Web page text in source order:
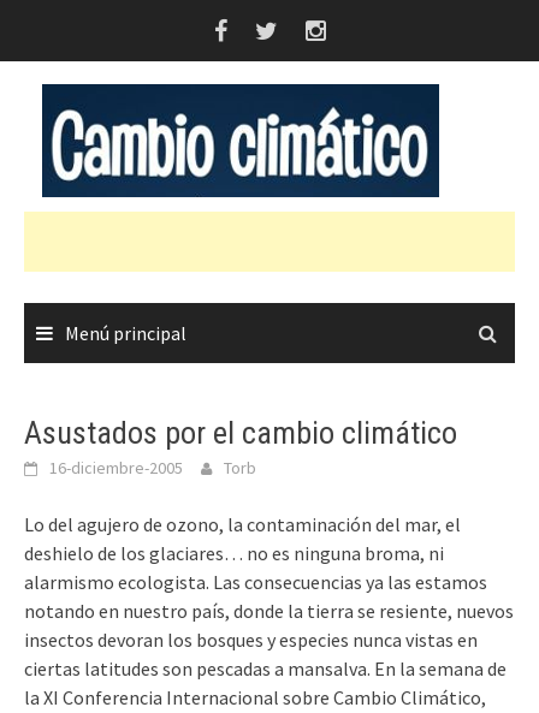
Menú principal
Asustados por el cambio climático
16-diciembre-2005 Torb
Lo del agujero de ozono, la contaminación del mar, el
deshielo de los glaciares… no es ninguna broma, ni
alarmismo ecologista. Las consecuencias ya las estamos
notando en nuestro país, donde la tierra se resiente, nuevos
insectos devoran los bosques y especies nunca vistas en
ciertas latitudes son pescadas a mansalva. En la semana de
la XI Conferencia Internacional sobre Cambio Climático,